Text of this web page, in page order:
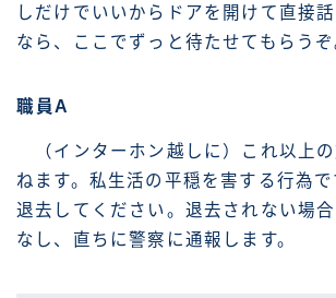
しだけでいいからドアを開けて直接
なら、ここでずっと待たせてもらうぞ
職員A
（インターホン越しに）これ以上
ねます。私生活の平穏を害する行為
退去してください。退去されない場
なし、直ちに警察に通報します。